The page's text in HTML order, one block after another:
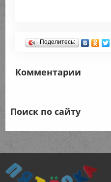
Поделитесь:
Комментарии
Поиск по сайту